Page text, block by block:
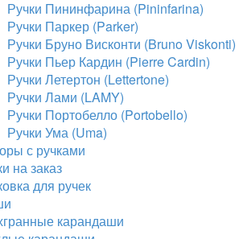
Ручки Пининфарина (Pininfarina)
Ручки Паркер (Parker)
Ручки Бруно Висконти (Bruno Viskonti)
Ручки Пьер Кардин (Pierre Cardin)
Ручки Летертон (Lettertone)
Ручки Лами (LAMY)
Ручки Портобелло (Portobello)
Ручки Ума (Uma)
с ручками
на заказ
для ручек
карандаши